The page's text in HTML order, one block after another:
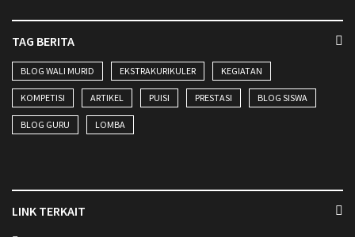
TAG BERITA
BLOG WALI MURID EKSTRAKURIKULER KEGIATAN
KOMPETISI ARTIKEL PUISI PRESTASI BLOG SISWA
BLOG GURU LOMBA
LINK TERKAIT